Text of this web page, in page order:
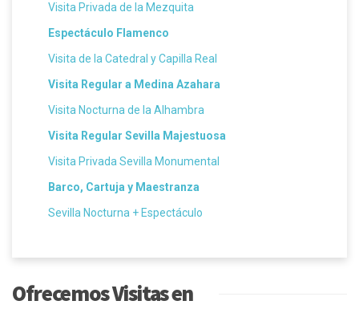
Visita Privada de la Mezquita
Espectáculo Flamenco
Visita de la Catedral y Capilla Real
Visita Regular a Medina Azahara
Visita Nocturna de la Alhambra
Visita Regular Sevilla Majestuosa
Visita Privada Sevilla Monumental
Barco, Cartuja y Maestranza
Sevilla Nocturna + Espectáculo
Ofrecemos Visitas en